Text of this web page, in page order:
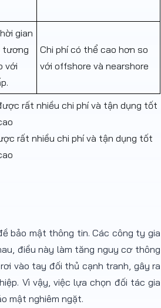
gian
tương
với
Chi phí có thể cao hơn so
với offshore và nearshore
rất nhiều chi phí và tận dụng tốt
bảo mật thông tin. Các công ty gia
điều này làm tăng nguy cơ thông
vào tay đối thủ cạnh tranh, gây ra
Vì vậy, việc lựa chọn đối tác gia
mật nghiêm ngặt.